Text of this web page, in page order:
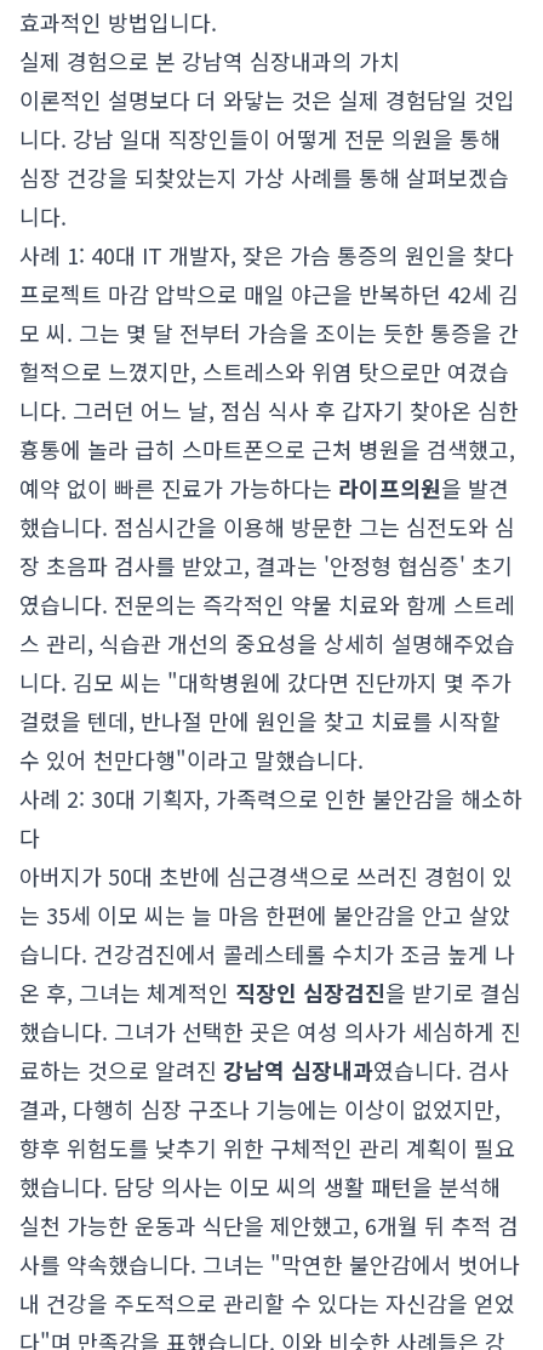
효과적인 방법입니다.
실제 경험으로 본 강남역 심장내과의 가치
이론적인 설명보다 더 와닿는 것은 실제 경험담일 것입
니다. 강남 일대 직장인들이 어떻게 전문 의원을 통해
심장 건강을 되찾았는지 가상 사례를 통해 살펴보겠습
니다.
사례 1: 40대 IT 개발자, 잦은 가슴 통증의 원인을 찾다
프로젝트 마감 압박으로 매일 야근을 반복하던 42세 김
모 씨. 그는 몇 달 전부터 가슴을 조이는 듯한 통증을 간
헐적으로 느꼈지만, 스트레스와 위염 탓으로만 여겼습
니다. 그러던 어느 날, 점심 식사 후 갑자기 찾아온 심한
흉통에 놀라 급히 스마트폰으로 근처 병원을 검색했고,
예약 없이 빠른 진료가 가능하다는 라이프의원을 발견
했습니다. 점심시간을 이용해 방문한 그는 심전도와 심
장 초음파 검사를 받았고, 결과는 '안정형 협심증' 초기
였습니다. 전문의는 즉각적인 약물 치료와 함께 스트레
스 관리, 식습관 개선의 중요성을 상세히 설명해주었습
니다. 김모 씨는 "대학병원에 갔다면 진단까지 몇 주가
걸렸을 텐데, 반나절 만에 원인을 찾고 치료를 시작할
수 있어 천만다행"이라고 말했습니다.
사례 2: 30대 기획자, 가족력으로 인한 불안감을 해소하
다
아버지가 50대 초반에 심근경색으로 쓰러진 경험이 있
는 35세 이모 씨는 늘 마음 한편에 불안감을 안고 살았
습니다. 건강검진에서 콜레스테롤 수치가 조금 높게 나
온 후, 그녀는 체계적인 직장인 심장검진을 받기로 결심
했습니다. 그녀가 선택한 곳은 여성 의사가 세심하게 진
료하는 것으로 알려진 강남역 심장내과였습니다. 검사
결과, 다행히 심장 구조나 기능에는 이상이 없었지만,
향후 위험도를 낮추기 위한 구체적인 관리 계획이 필요
했습니다. 담당 의사는 이모 씨의 생활 패턴을 분석해
실천 가능한 운동과 식단을 제안했고, 6개월 뒤 추적 검
사를 약속했습니다. 그녀는 "막연한 불안감에서 벗어나
내 건강을 주도적으로 관리할 수 있다는 자신감을 얻었
다"며 만족감을 표했습니다. 이와 비슷한 사례들은 강